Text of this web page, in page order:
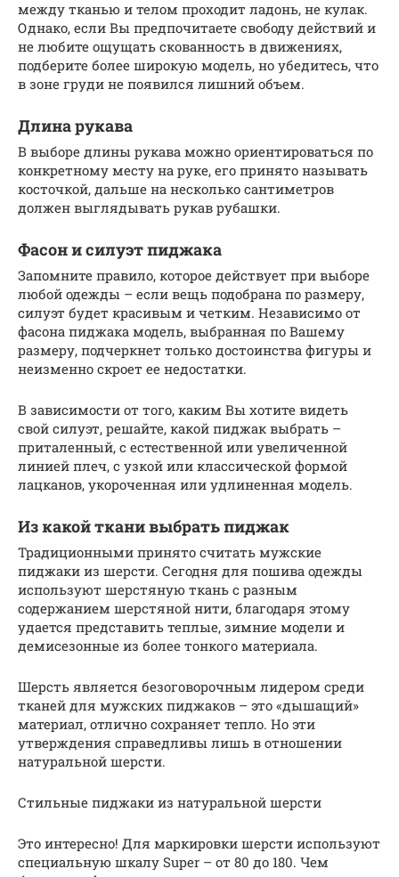
между тканью и телом проходит ладонь, не кулак.
Однако, если Вы предпочитаете свободу действий и
не любите ощущать скованность в движениях,
подберите более широкую модель, но убедитесь, что
в зоне груди не появился лишний объем.
Длина рукава
В выборе длины рукава можно ориентироваться по
конкретному месту на руке, его принято называть
косточкой, дальше на несколько сантиметров
должен выглядывать рукав рубашки.
Фасон и силуэт пиджака
Запомните правило, которое действует при выборе
любой одежды – если вещь подобрана по размеру,
силуэт будет красивым и четким. Независимо от
фасона пиджака модель, выбранная по Вашему
размеру, подчеркнет только достоинства фигуры и
неизменно скроет ее недостатки.
В зависимости от того, каким Вы хотите видеть
свой силуэт, решайте, какой пиджак выбрать –
приталенный, с естественной или увеличенной
линией плеч, с узкой или классической формой
лацканов, укороченная или удлиненная модель.
Из какой ткани выбрать пиджак
Традиционными принято считать мужские
пиджаки из шерсти. Сегодня для пошива одежды
используют шерстяную ткань с разным
содержанием шерстяной нити, благодаря этому
удается представить теплые, зимние модели и
демисезонные из более тонкого материала.
Шерсть является безоговорочным лидером среди
тканей для мужских пиджаков – это «дышащий»
материал, отлично сохраняет тепло. Но эти
утверждения справедливы лишь в отношении
натуральной шерсти.
Стильные пиджаки из натуральной шерсти
Это интересно! Для маркировки шерсти используют
специальную шкалу Super – от 80 до 180. Чем